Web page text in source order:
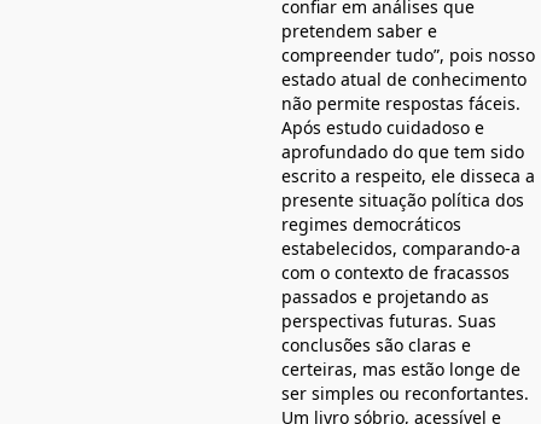
confiar em análises que
pretendem saber e
compreender tudo”, pois nosso
estado atual de conhecimento
não permite respostas fáceis.
Após estudo cuidadoso e
aprofundado do que tem sido
escrito a respeito, ele disseca a
presente situação política dos
regimes democráticos
estabelecidos, comparando-a
com o contexto de fracassos
passados e projetando as
perspectivas futuras. Suas
conclusões são claras e
certeiras, mas estão longe de
ser simples ou reconfortantes.
Um livro sóbrio, acessível e